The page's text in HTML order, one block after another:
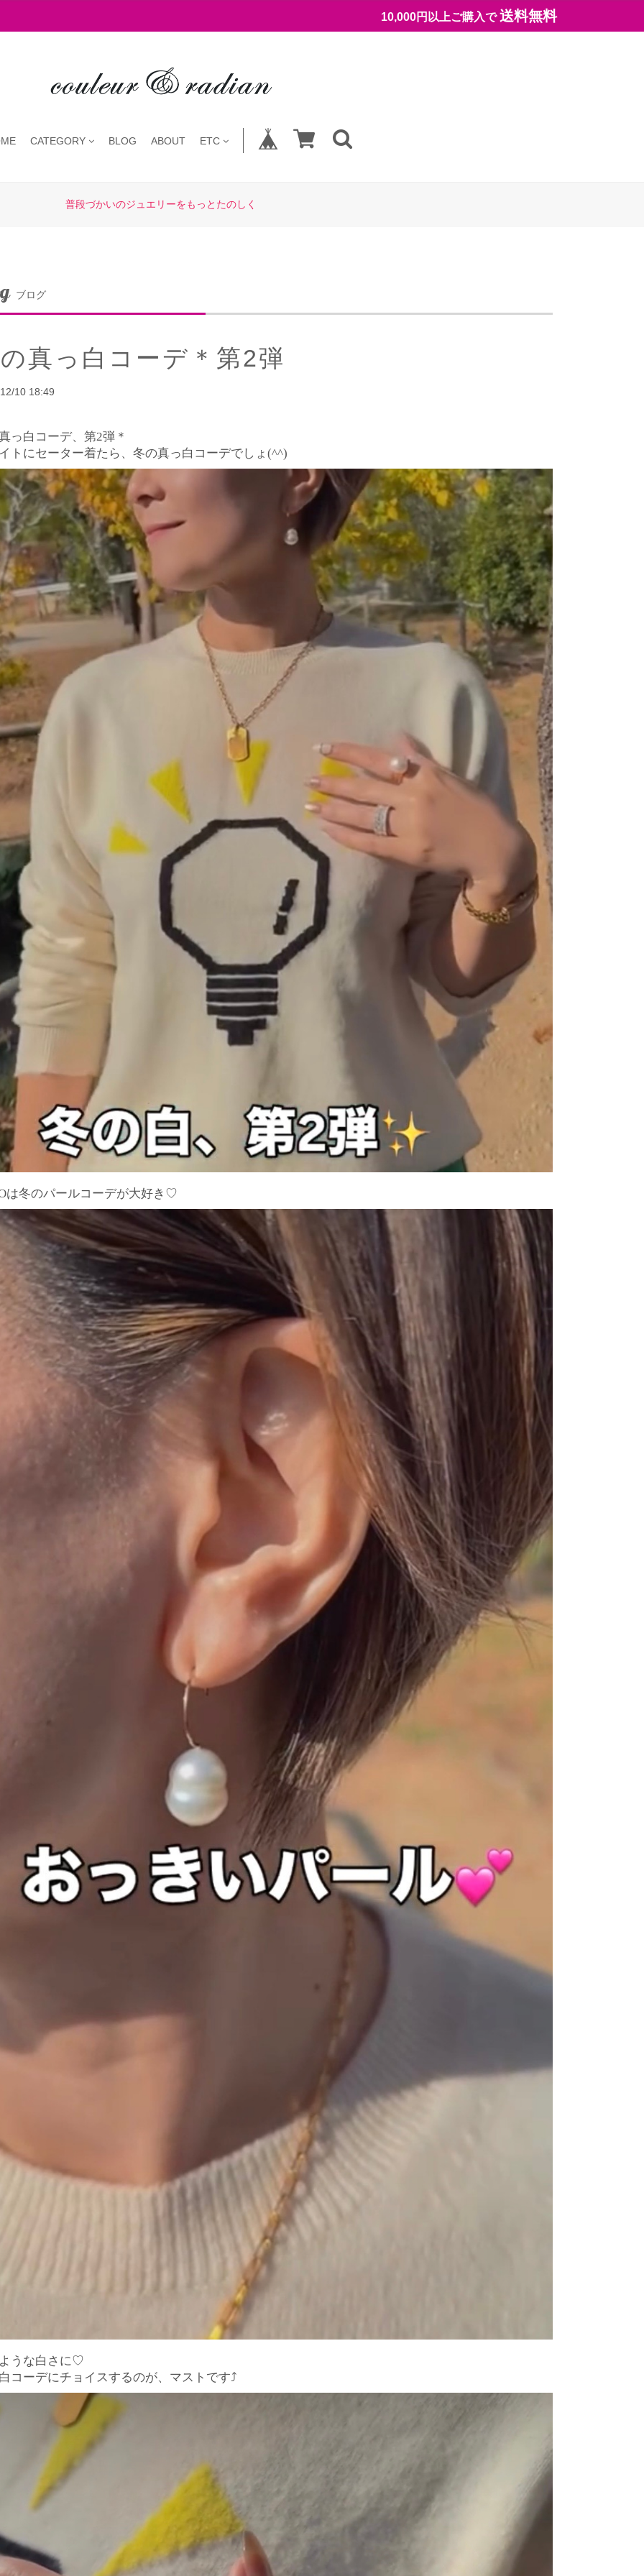
10,000円以上ご購入で 送料無料
CATEGORY BLOG ABOUT ETC
普段づかいのジュエリーをもっとたのしく
ブログ
真っ白コーデ＊第2弾
10 18:49
っ白コーデ、第2弾＊
トにセーター着たら、 冬の真っ白コーデでしょ(^^)
は冬のパールコーデが大好き♡
うな白さに♡
コーデにチョイスするのが、マストです⤴︎